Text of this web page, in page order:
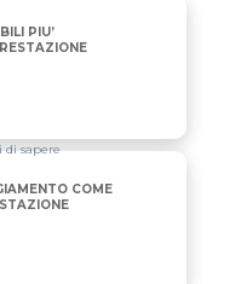
IMPORTANTI NELLA
PIU’
COME SUSSIDIO
di sapere
COME